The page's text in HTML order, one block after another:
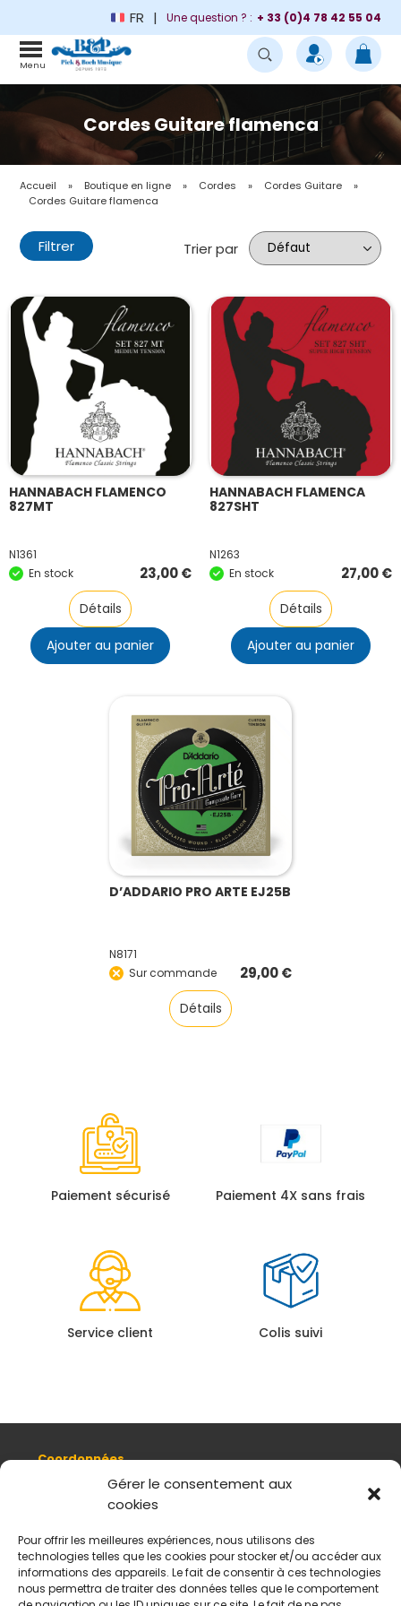
Gérer le consentement aux
cookies
Pour offrir les meilleures expériences, nous utilisons des
technologies telles que les cookies pour stocker et/ou accéder aux
informations des appareils. Le fait de consentir à ces technologies
nous permettra de traiter des données telles que le comportement
FR Une question ? : + 33 (0)4 78 42 55 04
Menu
Cordes Guitare flamenca
Accueil » Boutique en ligne » Cordes » Cordes Guitare
»
Cordes Guitare flamenca
Filtrer Trier par
HANNABACH FLAMENCO
827MT
N1361
En stock
23,00€
Détails
Ajouter au panier
HANNABACH FLAMENCA
827SHT
N1263
En stock
27,00€
Détails
Ajouter au panier
D’ADDARIO PRO ARTE EJ25B
N8171
Sur commande
29,00€
Détails
Paiement sécurisé Paiement 4X sans frais
Service client Colis suivi
Coordonnées
8, quai Romain Rolland 69005 Lyon
+ 33 (0)4 78 42 55 04
Plan d'accès
Mentions légales
Politique de données personnelles